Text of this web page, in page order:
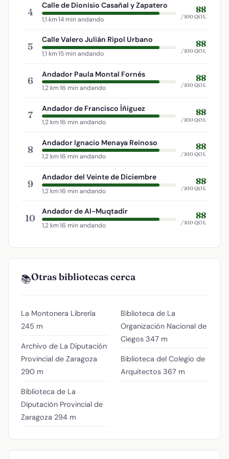
4
Calle de Dionisio Casañal y Zapatero
1,1 km·14 min andando
88
/100 QOL
5
Calle Valero Julián Ripol Urbano
1,1 km·15 min andando
88
/100 QOL
6
Andador Paula Montal Fornés
1,2 km·16 min andando
88
/100 QOL
7
Andador de Francisco Íñiguez
1,2 km·16 min andando
88
/100 QOL
8
Andador Ignacio Menaya Reinoso
1,2 km·16 min andando
88
/100 QOL
9
Andador del Veinte de Diciembre
1,2 km·16 min andando
88
/100 QOL
10
Andador de Al-Muqtadir
1,2 km·16 min andando
88
/100 QOL
📚Otras bibliotecas cerca
La Montonera Librería
245 m
Archivo de La Diputación
Provincial de Zaragoza
290 m
Biblioteca de La
Diputación Provincial de
Zaragoza 294 m
Biblioteca de La
Organización Nacional de
Ciegos 347 m
Biblioteca del Colegio de
Arquitectos 367 m